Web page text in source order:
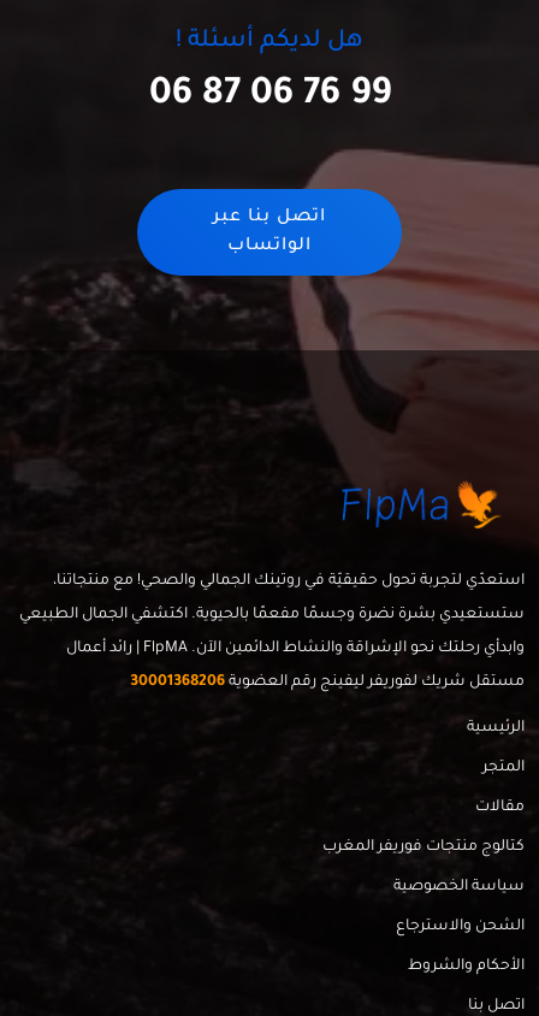
هل لديكم أسئلة !
06 87 06 76 99
اتصل بنا عبر
الواتساب
استعدّي لتجربة تحول حقيقيّة في روتينك الجمالي والصحي! مع منتجاتنا،
ستستعيدي بشرة نضرة وجسمًا مفعمًا بالحيوية. اكتشفي الجمال الطبيعي
وابدأي رحلتك نحو الإشراقة والنشاط الدائمين الآن. FlpMA | رائد أعمال
مستقل شريك لفوريفر ليفينج رقم العضوية 30001368206
الرئيسية
المتجر
مقالات
كتالوج منتجات فوريفر المغرب
سياسة الخصوصية
الشحن والاسترجاع
الأحكام والشروط
اتصل بنا